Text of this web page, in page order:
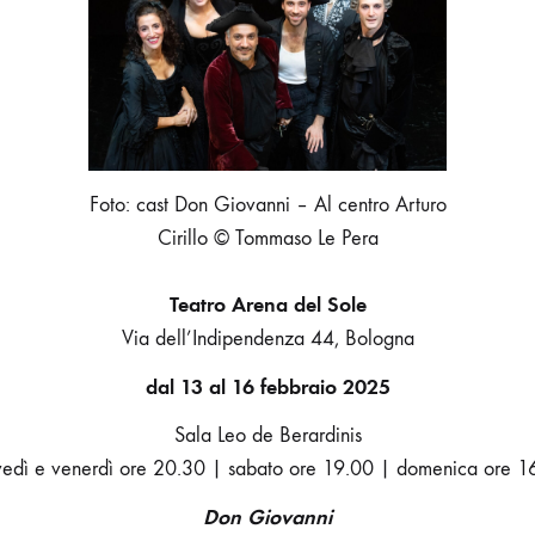
CIRILLO
Foto: cast Don Giovanni – Al centro Arturo
Cirillo © Tommaso Le Pera
Teatro Arena del Sole
Via dell’Indipendenza 44, Bologna
dal 13 al 16 febbraio 2025
Sala Leo de Berardinis
e venerdì ore 20.30 | sabato ore 19.00 | domenica ore
Don Giovanni